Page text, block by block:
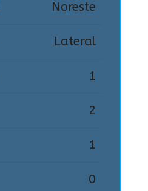
Noreste
Lateral
1
2
1
0